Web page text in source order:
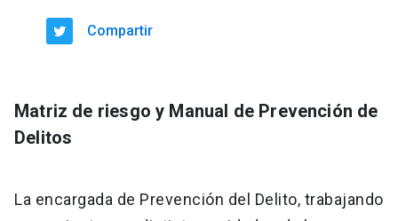
Compartir
Matriz de riesgo y Manual de Prevención de
Delitos
La encargada de Prevención del Delito, trabajando